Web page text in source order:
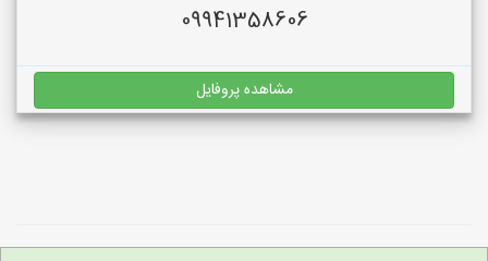
09941358606
مشاهده پروفایل